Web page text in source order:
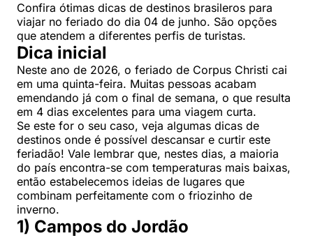
Confira ótimas dicas de destinos brasileros para
viajar no feriado do dia 04 de junho. São opções
que atendem a diferentes perfis de turistas.
Dica inicial
Neste ano de 2026, o feriado de Corpus Christi cai
em uma quinta-feira. Muitas pessoas acabam
emendando já com o final de semana, o que resulta
em 4 dias excelentes para uma viagem curta.
Se este for o seu caso, veja algumas dicas de
destinos onde é possível descansar e curtir este
feriadão! Vale lembrar que, nestes dias, a maioria
do país encontra-se com temperaturas mais baixas,
então estabelecemos ideias de lugares que
combinam perfeitamente com o friozinho de
inverno.
1) Campos do Jordão